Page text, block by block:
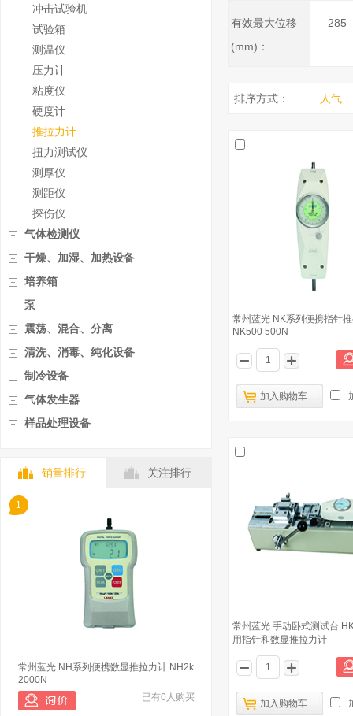
冲击试验机
试验箱
测温仪
压力计
粘度仪
硬度计
推拉力计
扭力测试仪
测厚仪
测距仪
探伤仪
气体检测仪
干燥、加湿、加热设备
培养箱
泵
震荡、混合、分离
清洗、消毒、纯化设备
制冷设备
气体发生器
样品处理设备
销量排行 关注排行
1
常州蓝光 NH系列便携数显推拉力计 NH2k
2000N
已有0人购买
有效最大位移
(mm)：
285
排序方式： 人气
常州蓝光 NK系列便携指针
NK500 500N
加入购物车
常州蓝光 手动卧式测试台
用指针和数显推拉力计
加入购物车